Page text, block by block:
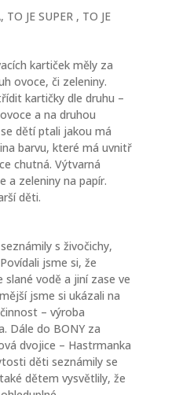
JE SUPER , TO JE
kartiček měly za
ovoce, či zeleniny.
kartičky dle druhu –
a na druhou
dětí ptali jakou má
barvu, které má uvnitř
chutná. Výtvarná
a zeleniny na papír.
děti.
s živočichy,
jsme si, že
vodě a jiní zase ve
jsme si ukázali na
– výroba
Dále do BONY za
dvojice – Hastrmanka
děti seznámily se
dětem vysvětlily, že